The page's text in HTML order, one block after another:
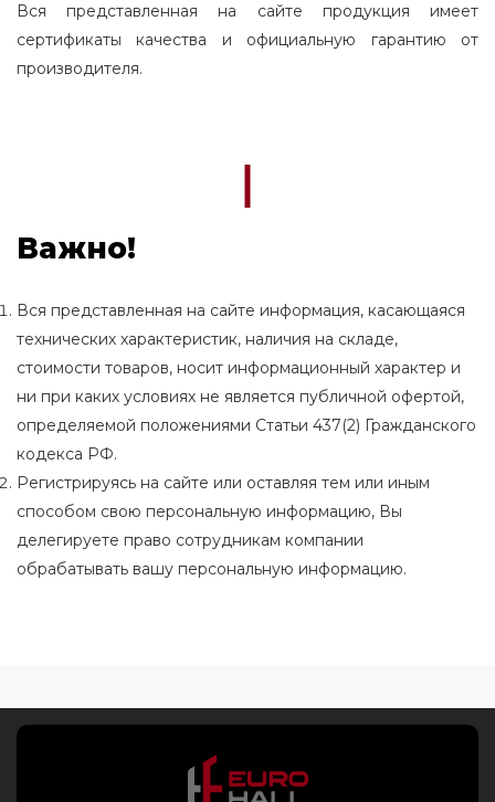
Вся представленная на сайте продукция имеет
сертификаты качества и официальную гарантию от
производителя.
Важно!
Вся представленная на сайте информация, касающаяся
технических характеристик, наличия на складе,
стоимости товаров, носит информационный характер и
ни при каких условиях не является публичной офертой,
определяемой положениями Статьи 437(2) Гражданского
кодекса РФ.
Регистрируясь на сайте или оставляя тем или иным
способом свою персональную информацию, Вы
делегируете право сотрудникам компании
обрабатывать вашу персональную информацию.